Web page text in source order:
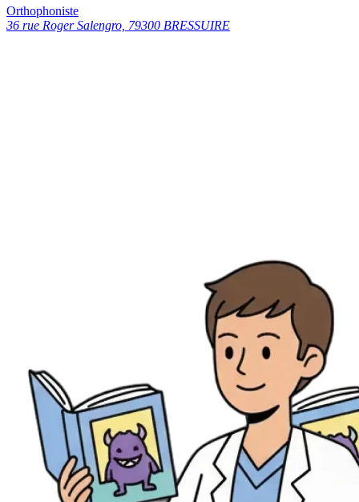
Orthophoniste
36 rue Roger Salengro, 79300 BRESSUIRE